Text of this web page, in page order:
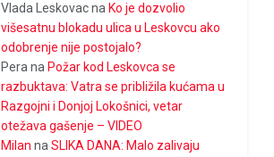
Vlada Leskovacna Ko je dozvolio
višesatnu blokadu ulica u Leskovcu ako
odobrenje nije postojalo?
Perana Požar kod Leskovca se
razbuktava: Vatra se približila kućama u
Razgojni i Donjoj Lokošnici, vetar
otežava gašenje – VIDEO
Milan naSLIKA DANA: Malo zalivaju